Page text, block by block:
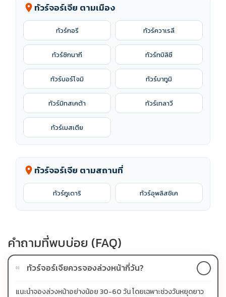
location_on ทัวร์จอร์เจีย ตามเมือง
ทัวร์กอรี ทัวร์ควาเรลี
ทัวร์ซิกนากี ทัวร์ทบิลิซี
ทัวร์บอร์โจมิ ทัวร์บาทูมิ
ทัวร์มิทสเคต้า ทัวร์เทลาวี
ทัวร์เมสเตีย
location_on ทัวร์จอร์เจีย ตามสถานที่
ทัวร์กูเดาริ ทัวร์อุพลิสชิเค
คำถามที่พบบ่อย (FAQ)
01 ทัวร์จอร์เจียควรจองล่วงหน้ากี่วัน?
แนะนำจองล่วงหน้าอย่างน้อย 30-60 วัน โดยเฉพาะช่วงวันหยุดยาว